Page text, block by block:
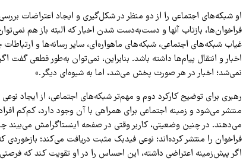
او شبکه‌های اجتماعی را از دو منظر در شکل‌گیری و ایجاد اعتراضات
فراخوان‌ها، بازتاب آنها و دست‌به‌دست شدن اخبار که البته باز هم
غیاب شبکه‌های اجتماعی، شبکه‌های ماهواره‌ای، سایر رسانه‌ها و ارتباطات
اخبار و انتقال پیام‌ها داشته باشد. بنابراین، نمی‌توان به‌طور قطعی
نمی‌شد؛ اخبار در هر صورت پخش می‌شد، اما به شیوه‌ای دیگر.»
رهبری برای توضیح کارکرد دوم و مهم‌تر شبکه‌های اجتماعی، از ایجاد
منتشر می‌شود و زمینه اجتماعی برای همراهی با آن وجود دارد، کم‌کم
می‌دهند. در چنین وضعیتی، کاربر وقتی در صفحه اینستاگرامش می‌بیند
فراخوان را منتشر کرده‌اند؛ نوعی فیدبک مثبت دریافت می‌کند؛ بازخوردی
اگر پیش‌زمینه اعتراضی داشته، این احساس را در او تقویت کند که